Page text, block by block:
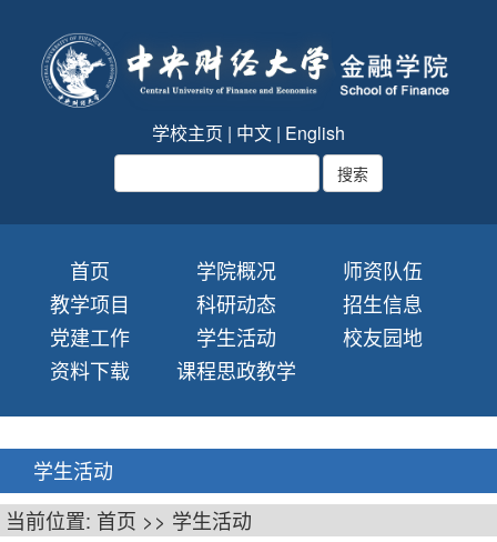
学校主页 | 中文 | English
首页 学院概况
师资队伍
教学项目
科研动态
招生信息
党建工作
学生活动
校友园地
资料下载
课程思政教学
学生活动
当前位置: 首页 >> 学生活动